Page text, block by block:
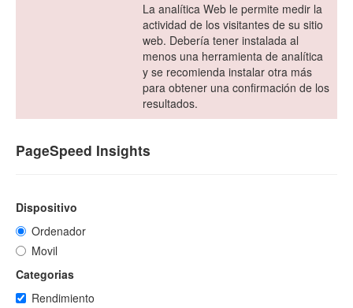
La analítica Web le permite medir la
actividad de los visitantes de su sitio
web. Debería tener instalada al
menos una herramienta de analítica
y se recomienda instalar otra más
para obtener una confirmación de los
resultados.
PageSpeed Insights
Dispositivo
Ordenador
Movil
Categorias
Rendimiento